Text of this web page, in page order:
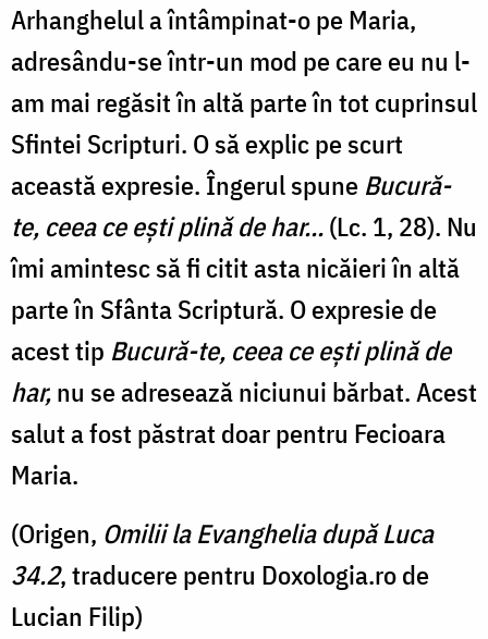
Arhanghelul a întâmpinat-o pe Maria,
adresându-se într-un mod pe care eu nu l-
am mai regăsit în altă parte în tot cuprinsul
Sfintei Scripturi. O să explic pe scurt
această expresie. Îngerul spune Bucură-
te, ceea ce eşti plină de har...(Lc. 1, 28). Nu
îmi amintesc să fi citit asta nicăieri în altă
parte în Sfânta Scriptură. O expresie de
acest tip Bucură-te, ceea ce ești plină de
har,nu se adresează niciunui bărbat. Acest
salut a fost păstrat doar pentru Fecioara
Maria.
(Origen, Omilii la Evanghelia după Luca
34.2, traducere pentru Doxologia.ro de
Lucian Filip)